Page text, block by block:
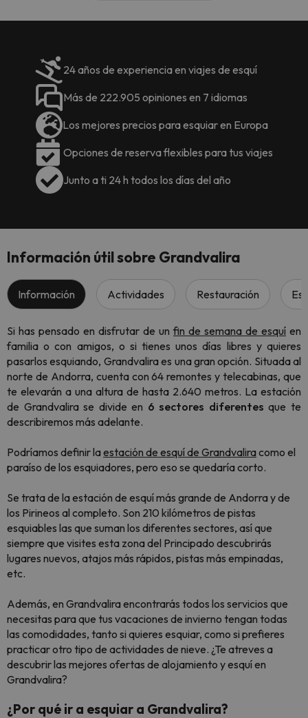
24 años de experiencia en viajes de esquí
Más de 222.905 opiniones en 7 idiomas
Los mejores precios para esquiar en Europa
Opciones de reserva flexibles para tus viajes
Junto a ti 24 h todos los días del año
Información útil sobre Grandvalira
Información Actividades Restauración
Si has pensado en disfrutar de unfin de semana de esquí en
familia o con amigos, o si tienes unos días libres y quieres
pasarlos esquiando, Grandvalira es una gran opción. Situada al
norte de Andorra, cuenta con 64 remontes y telecabinas, que
te elevarán a una altura de hasta 2.640 metros. La estación
de Grandvalira se divide en 6 sectores diferentes que te
describiremos más adelante.
Podríamos definir laestación de esquí de Grandvaliracomo el
paraíso de los esquiadores, pero eso se quedaría corto.
Se trata de la estación de esquí más grande de Andorra y de
los Pirineos al completo. Son 210 kilómetros de pistas
esquiables las que suman los diferentes sectores, así que
siempre que visites esta zona del Principado descubrirás
lugares nuevos, atajos más rápidos, pistas más empinadas,
etc.
Además, en Grandvalira encontrarás todos los servicios que
necesitas para que tus vacaciones de invierno tengan todas
las comodidades, tanto si quieres esquiar, como si prefieres
practicar otro tipo de actividades de nieve. ¿Te atreves a
descubrir las mejores ofertas de alojamiento y esquí en
Grandvalira?
¿Por qué ir a esquiar a Grandvalira?